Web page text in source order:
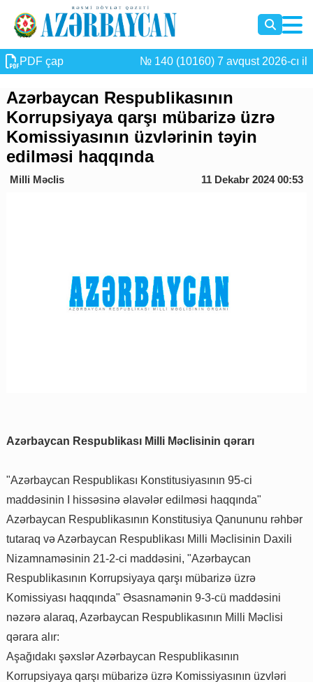
PDF çap № 140 (10160) 7 avqust 2026-cı il
Azərbaycan Respublikasının
Korrupsiyaya qarşı mübarizə üzrə
Komissiyasının üzvlərinin təyin
edilməsi haqqında
Milli Məclis 11 Dekabr 2024 00:53
Azərbaycan Respublikası Milli Məclisinin qərarı
"Azərbaycan Respublikası Konstitusiyasının 95-ci
maddəsinin I hissəsinə əlavələr edilməsi haqqında"
Azərbaycan Respublikasının Konstitusiya Qanununu rəhbər
tutaraq və Azərbaycan Respublikası Milli Məclisinin Daxili
Nizamnaməsinin 21-2-ci maddəsini, "Azərbaycan
Respublikasının Korrupsiyaya qarşı mübarizə üzrə
Komissiyası haqqında" Əsasnamənin 9-3-cü maddəsini
nəzərə alaraq, Azərbaycan Respublikasının Milli Məclisi
qərara alır:
Aşağıdakı şəxslər Azərbaycan Respublikasının
Korrupsiyaya qarşı mübarizə üzrə Komissiyasının üzvləri